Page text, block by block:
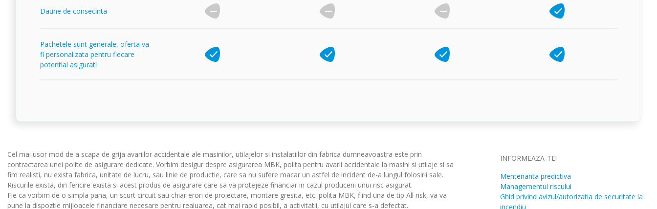
Daune de consecinta
Pachetele sunt generale, oferta va
fi personalizata pentru fiecare
potential asigurat!
Cel mai usor mod de a scapa de grija avariilor accidentale ale masinilor, utilajelor si instalatiilor din fabrica dumneavoastra este prin
contractarea unei polite de asigurare dedicate. Vorbim desigur despre asigurarea MBK, polita pentru avarii accidentale la masini si utilaje si sa
fim realisti, nu exista fabrica, unitate de lucru, sau linie de productie, care sa nu sufere macar un astfel de incident de-a lungul folosirii sale.
Riscurile exista, din fericire exista si acest produs de asigurare care sa va protejeze financiar in cazul producerii unui risc asigurat.
Fie ca vorbim de o simpla pana, un scurt circuit sau chiar erori de proiectare, montare gresita, etc. polita MBK, fiind una de tip All risk, va va
pune la dispoztie mijloacele financiare necesare pentru realuarea, cat mai rapid posibil, a activitatii, cu utilajul care s-a defectat.
INFORMEAZA-TE!
Mentenanta predictiva
Managementul riscului
Ghid privind avizul/autorizatia de securitate la
incendiu